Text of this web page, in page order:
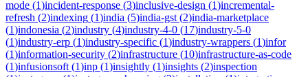
mode (1)incident-response (3)inclusive-design (1)incremental-
refresh (2)indexing (1)india (5)india-gst (2)india-marketplace
(1)indonesia (2)industry (4)industry-4-0 (17)industry-5-0
(1)industry-erp (1)industry-specific (1)industry-wrappers (1)infor
(1)information-security (2)infrastructure (10)infrastructure-as-code
(1)infusionsoft (1)inp (1)insightly (1)insights (2)inspection